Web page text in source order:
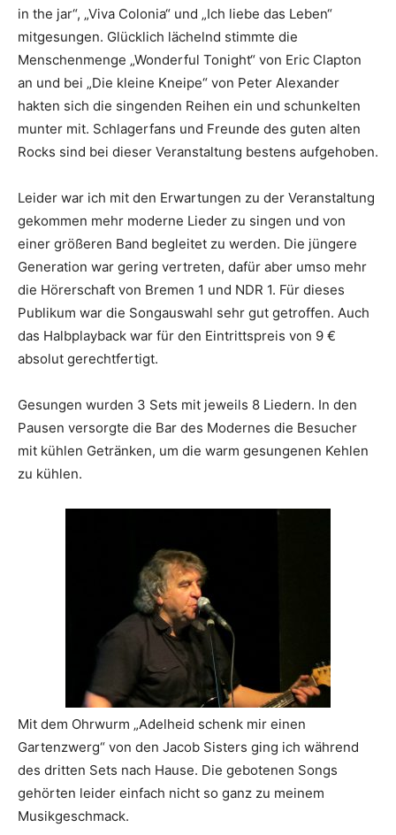
in the jar“, „Viva Colonia“ und „Ich liebe das Leben“
mitgesungen. Glücklich lächelnd stimmte die
Menschenmenge „Wonderful Tonight“ von Eric Clapton
an und bei „Die kleine Kneipe“ von Peter Alexander
hakten sich die singenden Reihen ein und schunkelten
munter mit. Schlagerfans und Freunde des guten alten
Rocks sind bei dieser Veranstaltung bestens aufgehoben.
Leider war ich mit den Erwartungen zu der Veranstaltung
gekommen mehr moderne Lieder zu singen und von
einer größeren Band begleitet zu werden. Die jüngere
Generation war gering vertreten, dafür aber umso mehr
die Hörerschaft von Bremen 1 und NDR 1. Für dieses
Publikum war die Songauswahl sehr gut getroffen. Auch
das Halbplayback war für den Eintrittspreis von 9 €
absolut gerechtfertigt.
Gesungen wurden 3 Sets mit jeweils 8 Liedern. In den
Pausen versorgte die Bar des Modernes die Besucher
mit kühlen Getränken, um die warm gesungenen Kehlen
zu kühlen.
Mit dem Ohrwurm „Adelheid schenk mir einen
Gartenzwerg“ von den Jacob Sisters ging ich während
des dritten Sets nach Hause. Die gebotenen Songs
gehörten leider einfach nicht so ganz zu meinem
Musikgeschmack.